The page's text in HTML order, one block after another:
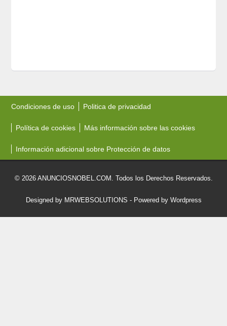
Condiciones de uso Politica de privacidad
Política de cookies Más información sobre las cookies
Información adicional sobre Protección de datos
© 2026 ANUNCIOSNOBEL.COM. Todos los Derechos Reservados.
Designed by MRWEBSOLUTIONS - Powered by Wordpress